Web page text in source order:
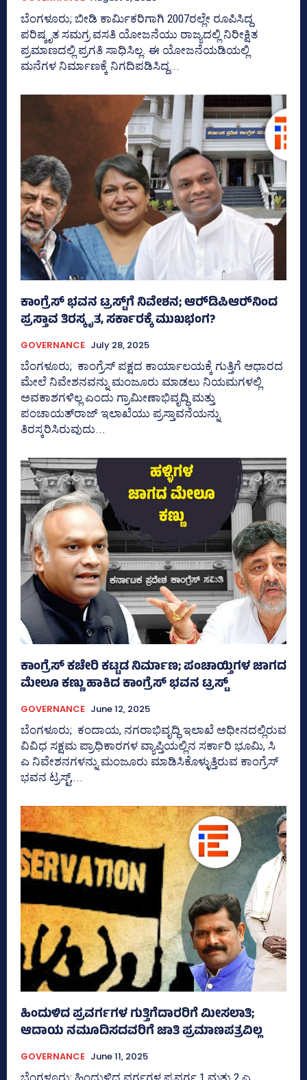
ಬೆಂಗಳೂರು; ಬೀಡಿ ಕಾರ್ಮಿಕರಿಗಾಗಿ 2007ರಲ್ಲೇ ರೂಪಿಸಿದ್ದ
ಪರಿಷ್ಕೃತ ಸಮಗ್ರ ವಸತಿ ಯೋಜನೆಯು ರಾಜ್ಯದಲ್ಲಿ ನಿರೀಕ್ಷಿತ
ಪ್ರಮಾಣದಲ್ಲಿ ಪ್ರಗತಿ ಸಾಧಿಸಿಲ್ಲ. ಈ ಯೋಜನೆಯಡಿಯಲ್ಲಿ
ಮನೆಗಳ ನಿರ್ಮಾಣಕ್ಕೆ ನಿಗದಿಪಡಿಸಿದ್ದ...
ಕಾಂಗ್ರೆಸ್‌ ಭವನ ಟ್ರಸ್ಟ್‌ಗೆ ನಿವೇಶನ; ಆರ್‍‌ಡಿಪಿಆರ್‍‌ನಿಂದ
ಪ್ರಸ್ತಾವ ತಿರಸ್ಕೃತ, ಸರ್ಕಾರಕ್ಕೆ ಮುಖಭಂಗ?
GOVERNANCE July 28, 2025
ಬೆಂಗಳೂರು; ಕಾಂಗ್ರೆಸ್‌ ಪಕ್ಷದ ಕಾರ್ಯಾಲಯಕ್ಕೆ ಗುತ್ತಿಗೆ ಆಧಾರದ
ಮೇಲೆ ನಿವೇಶನವನ್ನು ಮಂಜೂರು ಮಾಡಲು ನಿಯಮಗಳಲ್ಲಿ
ಅವಕಾಶಗಳಿಲ್ಲ ಎಂದು ಗ್ರಾಮೀಣಾಭಿವೃದ್ಧಿ ಮತ್ತು
ಪಂಚಾಯತ್‌ರಾಜ್‌ ಇಲಾಖೆಯು ಪ್ರಸ್ತಾವನೆಯನ್ನು
ತಿರಸ್ಕರಿಸಿರುವುದು...
ಕಾಂಗ್ರೆಸ್‌ ಕಚೇರಿ ಕಟ್ಟಡ ನಿರ್ಮಾಣ; ಪಂಚಾಯ್ತಿಗಳ ಜಾಗದ
ಮೇಲೂ ಕಣ್ಣು ಹಾಕಿದ ಕಾಂಗ್ರೆಸ್‌ ಭವನ ಟ್ರಸ್ಟ್‌
GOVERNANCE June 12, 2025
ಬೆಂಗಳೂರು; ಕಂದಾಯ, ನಗರಾಭಿವೃದ್ಧಿ ಇಲಾಖೆ ಅಧೀನದಲ್ಲಿರುವ
ವಿವಿಧ ಸಕ್ಷಮ ಪ್ರಾಧಿಕಾರಗಳ ವ್ಯಾಪ್ತಿಯಲ್ಲಿನ ಸರ್ಕಾರಿ ಭೂಮಿ, ಸಿ
ಎ ನಿವೇಶನಗಳನ್ನು ಮಂಜೂರು ಮಾಡಿಸಿಕೊಳ್ಳುತ್ತಿರುವ ಕಾಂಗ್ರೆಸ್‌
ಭವನ ಟ್ರಸ್ಟ್‌,...
ಹಿಂದುಳಿದ ಪ್ರವರ್ಗಗಳ ಗುತ್ತಿಗೆದಾರರಿಗೆ ಮೀಸಲಾತಿ;
ಆದಾಯ ನಮೂದಿಸದವರಿಗೆ ಜಾತಿ ಪ್ರಮಾಣಪತ್ರವಿಲ್ಲ
GOVERNANCE June 11, 2025